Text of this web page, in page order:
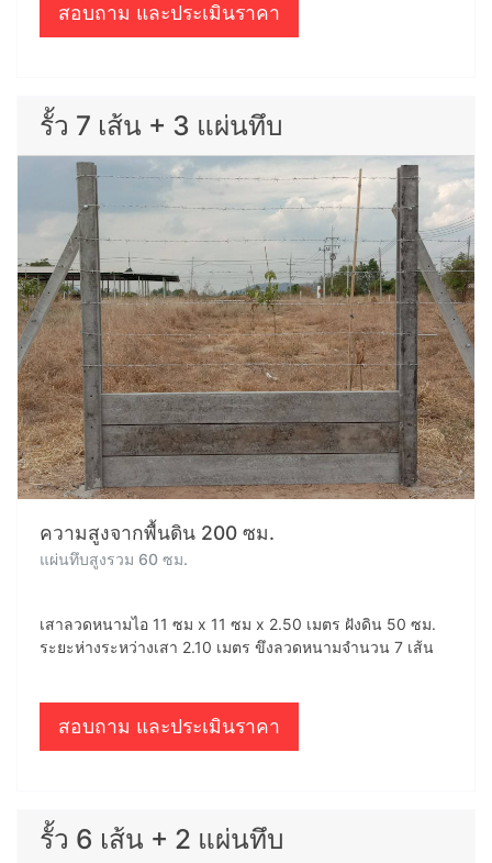
สอบถาม และประเมินราคา
รั้ว 7 เส้น + 3 แผ่นทึบ
ความสูงจากพื้นดิน 200 ซม.
แผ่นทึบสูงรวม 60 ซม.
เสาลวดหนามไอ 11 ซม x 11 ซม x 2.50 เมตร ฝังดิน 50 ซม.
ระยะห่างระหว่างเสา 2.10 เมตร ขึงลวดหนามจำนวน 7 เส้น
สอบถาม และประเมินราคา
รั้ว 6 เส้น + 2 แผ่นทึบ